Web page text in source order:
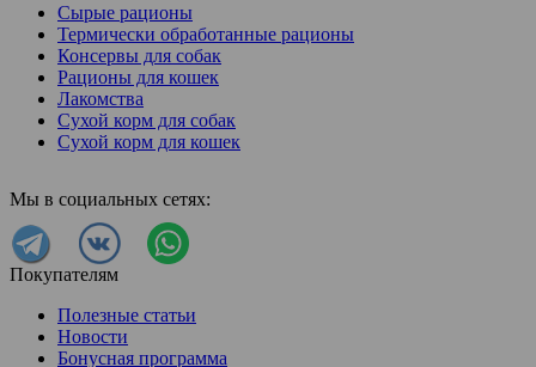
Сырые рационы
Термически обработанные рационы
Консервы для собак
Рационы для кошек
Лакомства
Сухой корм для собак
Сухой корм для кошек
Мы в социальных сетях:
Покупателям
Полезные статьи
Новости
Бонусная программа